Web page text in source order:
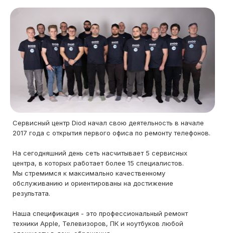
Сервисный центр Diod начал свою деятельность в начале
2017 года с открытия первого офиса по ремонту телефонов.
На сегодняшний день сеть насчитывает 5 сервисных
центра, в которых работает более 15 специалистов.
Мы стремимся к максимально качественному
обслуживанию и ориентированы на достижение
результата.
Наша спецификация - это профессиональный ремонт
техники Apple, Телевизоров, ПК и ноутбуков любой